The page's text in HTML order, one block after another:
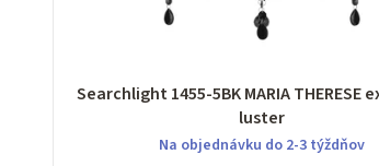
Searchlight 1455-5BK MARIA THERESE exkluzívny
luster
Na objednávku do 2-3 týždňov